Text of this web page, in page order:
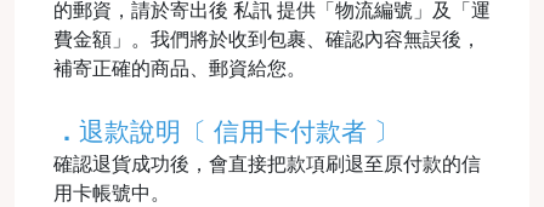
的郵資，請於寄出後 私訊 提供「物流編號」及「運
費金額」。我們將於收到包裹、確認內容無誤後，
補寄正確的商品、郵資給您。
． 退款說明〔 信用卡付款者 〕
確認退貨成功後，會直接把款項刷退至原付款的信
用卡帳號中。